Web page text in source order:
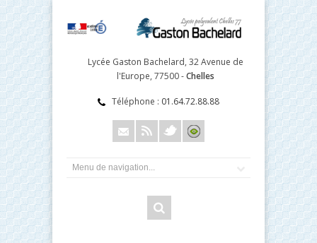
Lycée Gaston Bachelard, 32 Avenue de
l'Europe, 77500 -Chelles
Téléphone : 01.64.72.88.88